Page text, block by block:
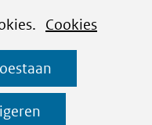
Cookies